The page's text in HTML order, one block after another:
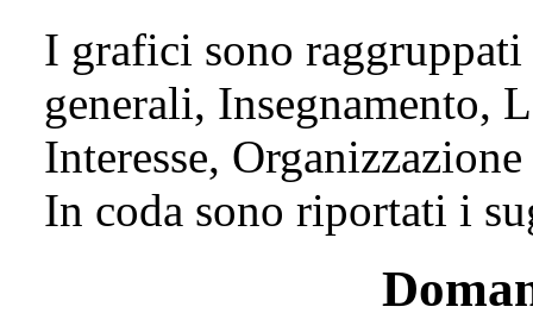
I grafici sono
generali, Insegnamento,
Interesse,
In coda sono riportati i